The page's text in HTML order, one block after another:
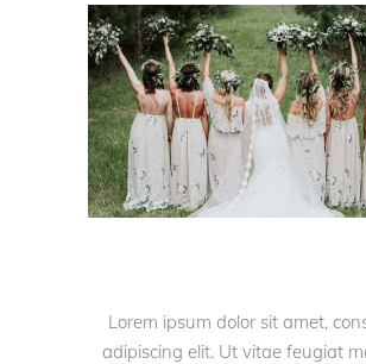
Lorem ipsum dolor sit amet,
adipiscing elit. Ut vitae feugiat